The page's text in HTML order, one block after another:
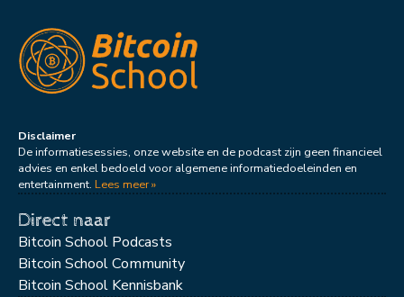
Disclaimer
De informatiesessies, onze website en de podcast zijn geen financieel
advies en enkel bedoeld voor algemene informatiedoeleinden en
entertainment. Lees meer »
Direct naar
Bitcoin School Podcasts
Bitcoin School Community
Bitcoin School Kennisbank